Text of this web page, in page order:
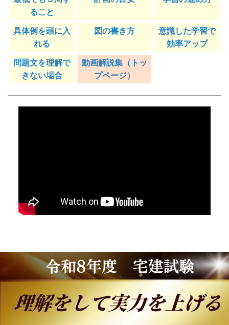
ること
具体例を頭に入
れる
図の書き方
意識した学習で
効率アップ
問題文を理解で
きない場合
動画解説集（トッ
プページ）